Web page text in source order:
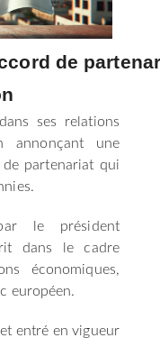
de
ses relations
annonçant une
de partenariat qui
le président
dans le cadre
économiques,
européen.
entré en vigueur